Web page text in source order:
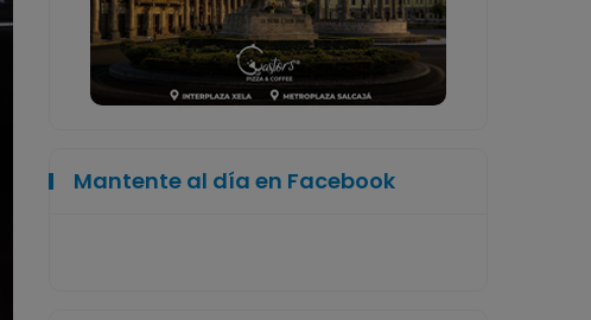
Mantente al día en Facebook